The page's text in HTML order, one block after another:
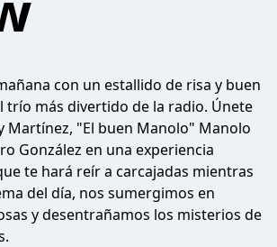
con un estallido de risa y buen
trío más divertido de la radio. Únete
Martínez, "El buen Manolo" Manolo
González en una experiencia
te hará reír a carcajadas mientras
del día, nos sumergimos en
y desentrañamos los misterios de